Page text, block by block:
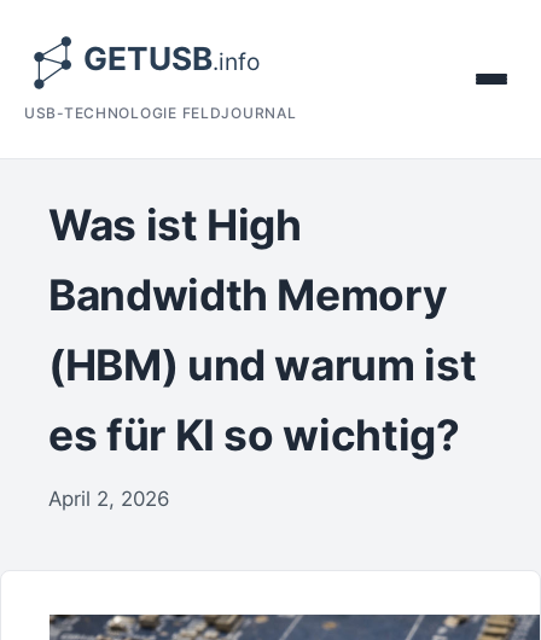
USB-TECHNOLOGIE FELDJOURNAL
Was ist High
Bandwidth Memory
(HBM) und warum ist
es für KI so wichtig?
April 2, 2026